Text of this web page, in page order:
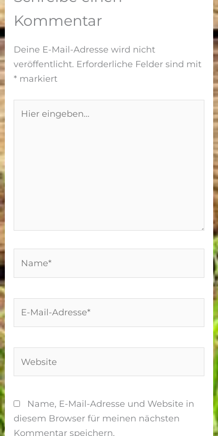
ernten
Technik
Kommentar
Deine E-Mail-Adresse wird nicht
veröffentlicht. Erforderliche Felder sind mit
* markiert
eingeben…
Name, E-Mail-Adresse und Website in
diesem Browser für meinen nächsten
Kommentar speichern.